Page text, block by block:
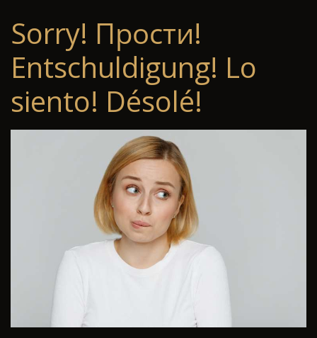
Sorry! Прости!
Entschuldigung! Lo
siento! Désolé!